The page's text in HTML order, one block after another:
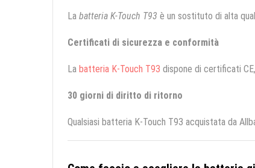
La batteria K-Touch T93 è un sostituto di alta
Certificati di sicurezza e conformità
La batteria K-Touch T93 dispone di certificati
30 giorni di diritto di ritorno
Qualsiasi batteria K-Touch T93 acquistata da